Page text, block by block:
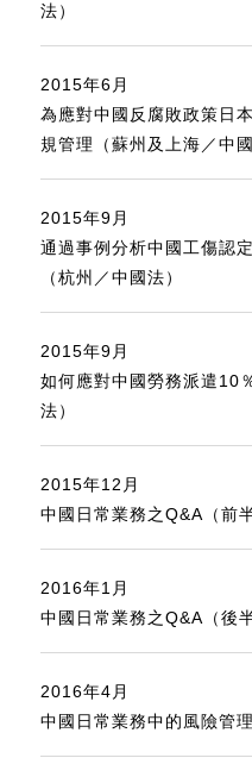
法）
2015年6月
為應對中國反腐敗政策日
規管理（蘇州及上海／中國
2015年9月
通過事例分析中國工傷認
（杭州／中國法）
2015年9月
如何應對中國勞務派遣10
法）
2015年12月
中國日常業務之Q&A（前
2016年1月
中國日常業務之Q&A（後
2016年4月
中國日常業務中的風險管